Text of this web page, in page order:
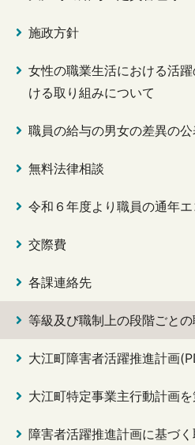
施政方針
女性の職業生活における活
ける取り組みについて
職員の給与の男女の差異の
無料法律相談
令和６年度より職員の通年
交際費
各課連絡先
等級及び職制上の段階ごと
大江町障害者活躍推進計画
大江町特定事業主行動計画を
障害者活躍推進計画に基づ